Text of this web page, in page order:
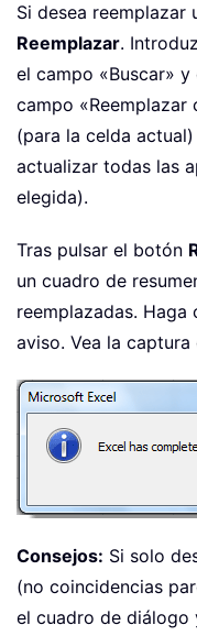
Si desea reemplazar
Reemplazar.
el campo «Buscar»
campo «Reemplazar
(para la celda
actualizar todas las
elegida).
Tras pulsar el botón
un cuadro de
reemplazadas. Haga
aviso. Vea la
Consejos: Si solo
(no coincidencias
el cuadro de diálogo